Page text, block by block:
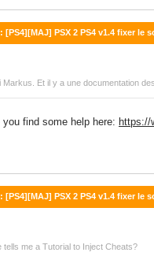
[PS4][MAJ] PSX 2 PS4 v1.4 fixer le
Markus. Et il y a une documentation
find some help here: https://
[PS4][MAJ] PSX 2 PS4 v1.4 fixer le
tells me a Tutorial to Inject Cheats?